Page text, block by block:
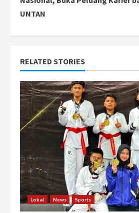
i
n
u
e
R
e
a
d
i
n
UNTAN
RELATED STORIES
Lokal News Sports